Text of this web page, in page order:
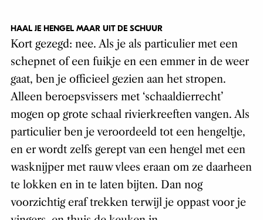
HAAL JE HENGEL MAAR UIT DE SCHUUR
Kort gezegd: nee. Als je als particulier met een
schepnet of een fuikje en een emmer in de weer
gaat, ben je officieel gezien aan het stropen.
Alleen beroepsvissers met ‘schaaldierrecht’
mogen op grote schaal rivierkreeften vangen. Als
particulier ben je veroordeeld tot een hengeltje,
en er wordt zelfs gerept van een hengel met een
wasknijper met rauw vlees eraan om ze daarheen
te lokken en in te laten bijten. Dan nog
voorzichtig eraf trekken terwijl je oppast voor je